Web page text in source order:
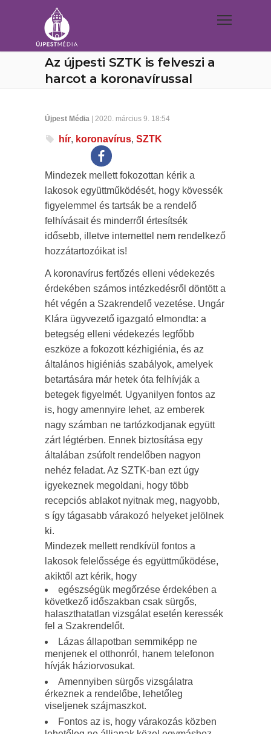
Az újpesti SZTK is felveszi a
harcot a koronavírussal
Újpest Média | 2020. március 9. 18:54
hír, koronavírus, SZTK
Mindezek mellett fokozottan kérik a
lakosok együttműködését, hogy kövessék
figyelemmel és tartsák be a rendelő
felhívásait és minderről értesítsék
idősebb, illetve internettel nem rendelkező
hozzátartozóikat is!
A koronavírus fertőzés elleni védekezés
érdekében számos intézkedésről döntött a
hét végén a Szakrendelő vezetése. Ungár
Klára ügyvezető igazgató elmondta: a
betegség elleni védekezés legfőbb
eszköze a fokozott kézhigiénia, és az
általános higiéniás szabályok, amelyek
betartására már hetek óta felhívják a
betegek figyelmét. Ugyanilyen fontos az
is, hogy amennyire lehet, az emberek
nagy számban ne tartózkodjanak együtt
zárt légtérben. Ennek biztosítása egy
általában zsúfolt rendelőben nagyon
nehéz feladat. Az SZTK-ban ezt úgy
igyekeznek megoldani, hogy több
recepciós ablakot nyitnak meg, nagyobb,
s így tágasabb várakozó helyeket jelölnek
ki.
Mindezek mellett rendkívül fontos a
lakosok felelőssége és együttműködése,
akiktől azt kérik, hogy
egészségük megőrzése érdekében a
következő időszakban csak sürgős,
halaszthatatlan vizsgálat esetén keressék
fel a Szakrendelőt.
Lázas állapotban semmiképp ne
menjenek el otthonról, hanem telefonon
hívják háziorvosukat.
Amennyiben sürgős vizsgálatra
érkeznek a rendelőbe, lehetőleg
viseljenek szájmaszkot.
Fontos az is, hogy várakozás közben